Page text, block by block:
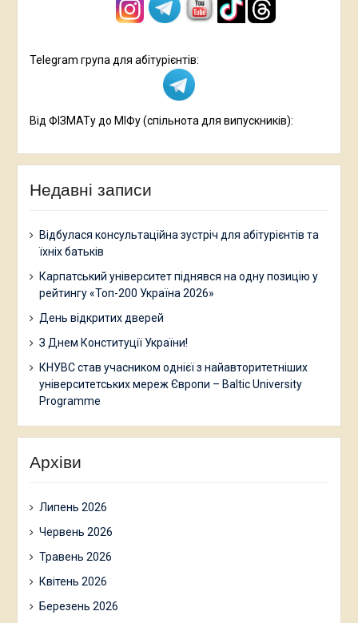
Telegram група для абітурієнтів:
Від ФІЗМАТу до МІФу (спільнота для випускників):
Недавні записи
Відбулася консультаційна зустріч для абітурієнтів та
їхніх батьків
Карпатський університет піднявся на одну позицію у
рейтингу «Топ-200 Україна 2026»
День відкритих дверей
З Днем Конституції України!
КНУВС став учасником однієї з найавторитетніших
університетських мереж Європи – Baltic University
Programme
Архіви
Липень 2026
Червень 2026
Травень 2026
Квітень 2026
Березень 2026